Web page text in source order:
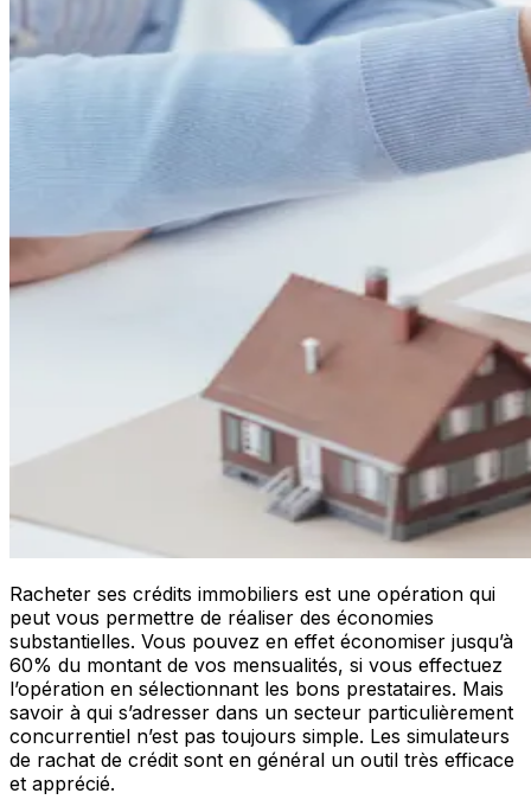
Racheter ses crédits immobiliers est une opération qui
peut vous permettre de réaliser des économies
substantielles. Vous pouvez en effet économiser jusqu’à
60% du montant de vos mensualités, si vous effectuez
l’opération en sélectionnant les bons prestataires. Mais
savoir à qui s’adresser dans un secteur particulièrement
concurrentiel n’est pas toujours simple. Les simulateurs
de rachat de crédit sont en général un outil très efficace
et apprécié.